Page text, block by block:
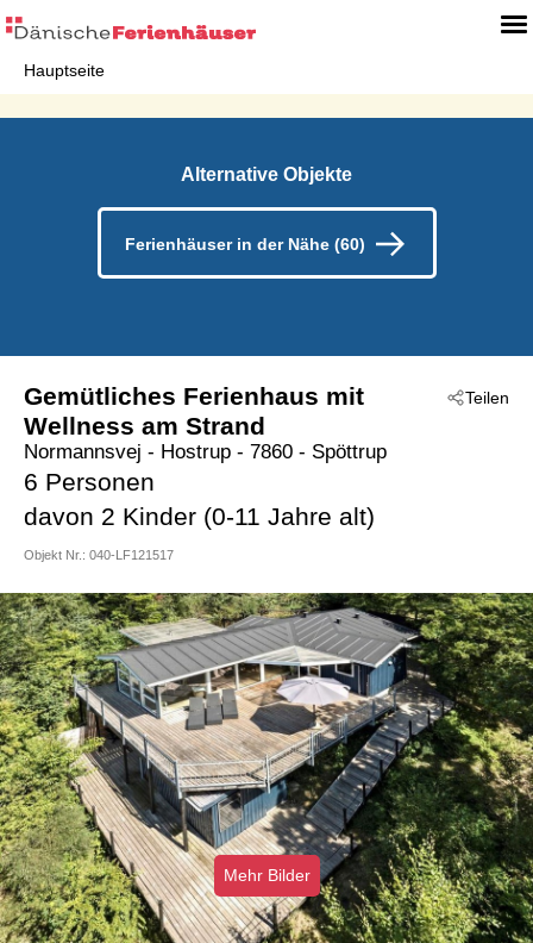
Hauptseite
Alternative Objekte
Ferienhäuser in der Nähe (60)
Teilen
Gemütliches Ferienhaus mit
Wellness am Strand
Normannsvej - Hostrup - 7860 - Spöttrup
6 Personen
davon 2 Kinder (0-11 Jahre alt)
Objekt Nr.: 040-LF121517
Mehr Bilder